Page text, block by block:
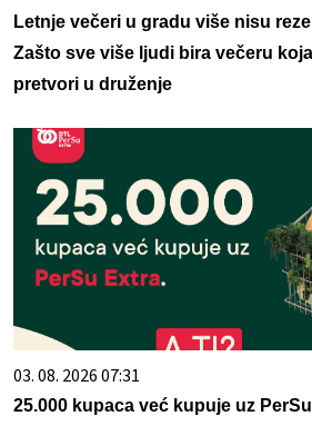
Letnje večeri u gradu više nisu
Zašto sve više ljudi bira večeru
pretvori u druženje
03. 08. 2026 07:31
25.000 kupaca već kupuje uz